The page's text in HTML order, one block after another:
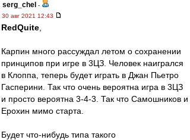
serg_chel -
30 авг 2021 12:43
RedQuite
Карпин много рассуждал летом о сохранении
принципов при игре в 3ЦЗ. Человек наигрался
в Клоппа, теперь будет играть в Джан Пьетро
Гасперини. Так что очень вероятна игра в 3ЦЗ
и просто вероятна 3-4-3. Так что Самошников и
Ерохин мимо старта.
Будет что-нибудь типа такого